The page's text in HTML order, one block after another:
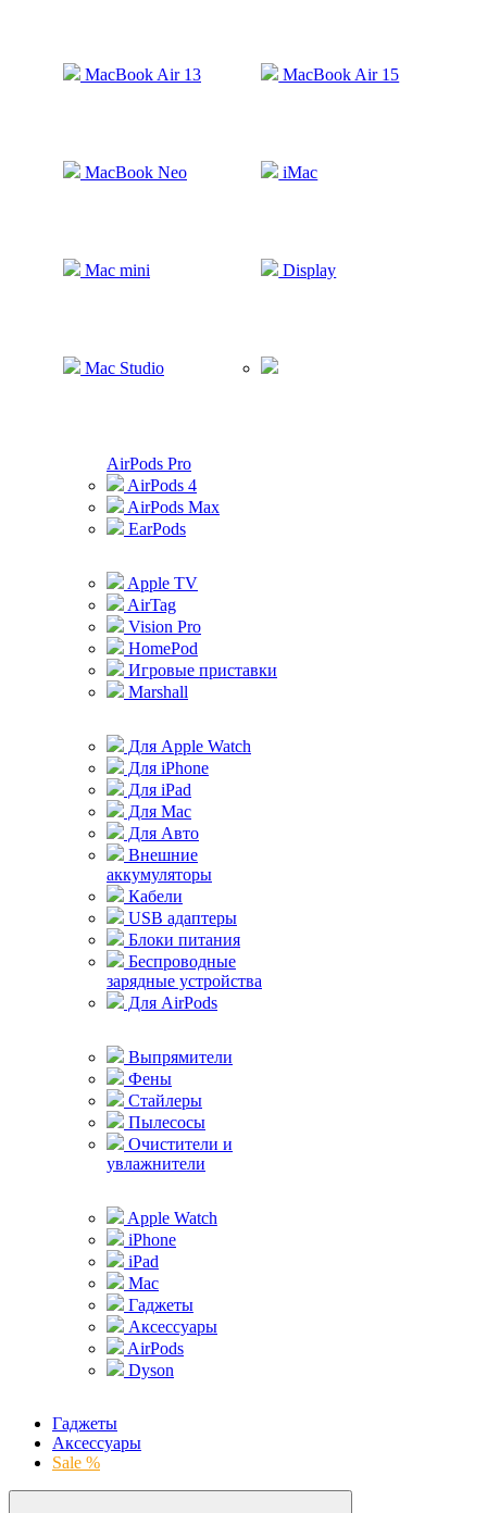
MacBook Air 13 MacBook Air 15
MacBook Neo iMac
Mac mini Display
Mac Studio
AirPods Pro
AirPods 4
AirPods Max
EarPods
Apple TV
AirTag
Vision Pro
HomePod
Игровые приставки
Marshall
Для Apple Watch
Для iPhone
Для iPad
Для Mac
Для Авто
Внешние
аккумуляторы
Кабели
USB адаптеры
Блоки питания
Беспроводные
зарядные устройства
Для AirPods
Выпрямители
Фены
Стайлеры
Пылесосы
Очистители и
увлажнители
Apple Watch
iPhone
iPad
Mac
Гаджеты
Аксессуары
AirPods
Dyson
Гаджеты
Аксессуары
Sale %